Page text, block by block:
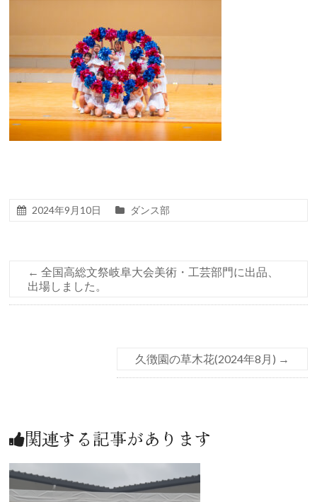
2024年9月10日 ダンス部
← 全国高総文祭岐阜大会美術・工芸部門に出品、
出場しました。
久徴園の草木花(2024年8月) →
関連する記事があります